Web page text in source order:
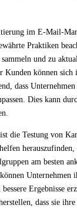
im E-Mail-
Praktiken
und zu
Kunden können
dass
Dies kann
die Testung von
am besten
Unternehmen
Ergebnisse
dass sie